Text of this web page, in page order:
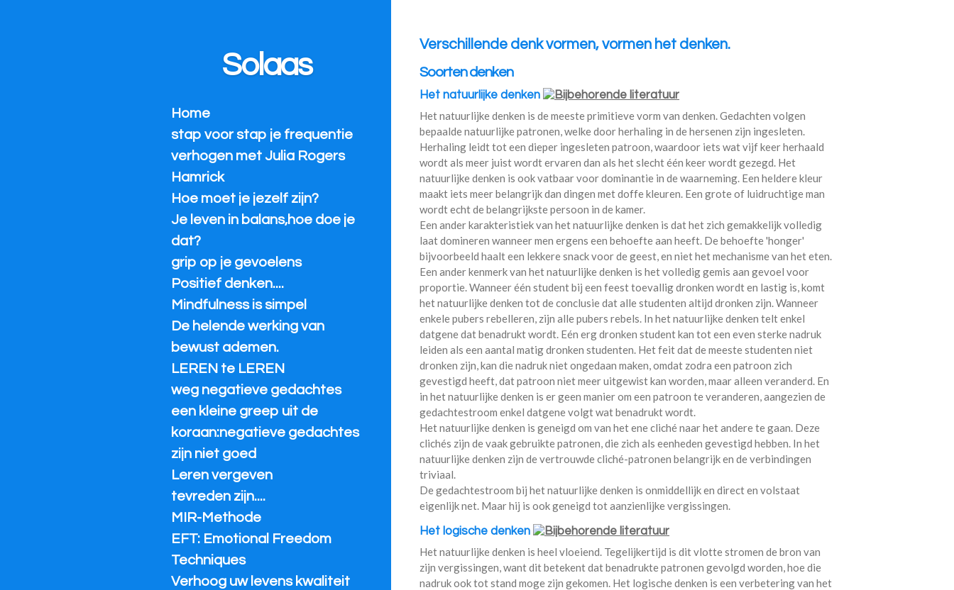
Verschillende denk vormen, vormen het denken.
Soorten denken
Het natuurlijke denken
Het natuurlijke denken is de meeste primitieve vorm van denken. Gedachten volgen
bepaalde natuurlijke patronen, welke door herhaling in de hersenen zijn ingesleten.
Herhaling leidt tot een dieper ingesleten patroon, waardoor iets wat vijf keer herhaald
wordt als meer juist wordt ervaren dan als het slecht één keer wordt gezegd. Het
natuurlijke denken is ook vatbaar voor dominantie in de waarneming. Een heldere kleur
maakt iets meer belangrijk dan dingen met doffe kleuren. Een grote of luidruchtige man
wordt echt de belangrijkste persoon in de kamer.
Een ander karakteristiek van het natuurlijke denken is dat het zich gemakkelijk volledig
laat domineren wanneer men ergens een behoefte aan heeft. De behoefte 'honger'
bijvoorbeeld haalt een lekkere snack voor de geest, en niet het mechanisme van het eten.
Een ander kenmerk van het natuurlijke denken is het volledig gemis aan gevoel voor
proportie. Wanneer één student bij een feest toevallig dronken wordt en lastig is, komt
het natuurlijke denken tot de conclusie dat alle studenten altijd dronken zijn. Wanneer
enkele pubers rebelleren, zijn alle pubers rebels. In het natuurlijke denken telt enkel
datgene dat benadrukt wordt. Eén erg dronken student kan tot een even sterke nadruk
leiden als een aantal matig dronken studenten. Het feit dat de meeste studenten niet
dronken zijn, kan die nadruk niet ongedaan maken, omdat zodra een patroon zich
gevestigd heeft, dat patroon niet meer uitgewist kan worden, maar alleen veranderd. En
in het natuurlijke denken is er geen manier om een patroon te veranderen, aangezien de
gedachtestroom enkel datgene volgt wat benadrukt wordt.
Het natuurlijke denken is geneigd om van het ene cliché naar het andere te gaan. Deze
clichés zijn de vaak gebruikte patronen, die zich als eenheden gevestigd hebben. In het
natuurlijke denken zijn de vertrouwde cliché-patronen belangrijk en de verbindingen
triviaal.
De gedachtestroom bij het natuurlijke denken is onmiddellijk en direct en volstaat
eigenlijk net. Maar hij is ook geneigd tot aanzienlijke vergissingen.
Het logische denken
Het natuurlijke denken is heel vloeiend. Tegelijkertijd is dit vlotte stromen de bron van
zijn vergissingen, want dit betekent dat benadrukte patronen gevolgd worden, hoe die
nadruk ook tot stand moge zijn gekomen. Het logische denken is een verbetering van het
Solaas
Home
stap voor stap je frequentie
verhogen met Julia Rogers
Hamrick
Hoe moet je jezelf zijn?
Je leven in balans,hoe doe je
dat?
grip op je gevoelens
Positief denken....
Mindfulness is simpel
De helende werking van
bewust ademen.
LEREN te LEREN
weg negatieve gedachtes
een kleine greep uit de
koraan:negatieve gedachtes
zijn niet goed
Leren vergeven
tevreden zijn....
MIR-Methode
EFT: Emotional Freedom
Techniques
Verhoog uw levens kwaliteit